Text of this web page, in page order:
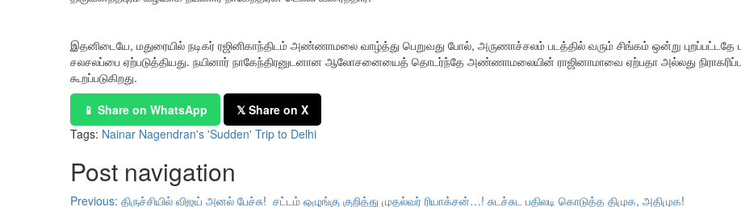
இதனிடையே, மதுரையில் நடிகர் ரஜினிகாந்திடம் அண்ணாமலை வாழ்த்து பெறுவது போல், அருணாச்சலம் படத்தில் வரும் சிங்கம் ஒன்று புறப்பட்டதே
சலசலப்பை ஏற்படுத்தியது. நயினார் நாகேந்திரனுடனான ஆலோசனையைத் தொடர்ந்தே அண்ணாமலையின் ராஜினாமாவை ஏற்பதா அல்லது
கூறப்படுகிறது.
📱 Share on WhatsApp
𝕏 Share on X
Tags: Nainar Nagendran's 'Sudden' Trip to Delhi
Post navigation
Previous: திருச்சியில் விஜய் அனல் பேச்சு! சட்டம் ஒழுங்கு குறித்து முதல்வர் ரியாக்சன்…! சுடச்சுட பதிலடி கொடுத்த திமுக, அதிமுக!